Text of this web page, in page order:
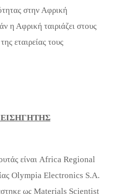
στην Αφρική
η Αφρική ταιριάζει στους
εταιρείας τους
είναι Africa Regional
Olympia Electronics S.A.
ως Materials Scientist